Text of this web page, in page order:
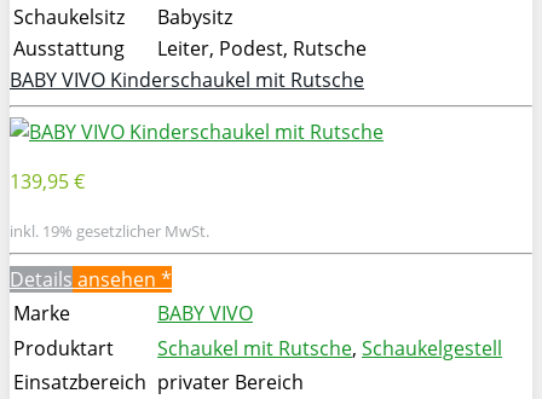
Schaukelsitz
Babysitz
Ausstattung
Leiter, Podest, Rutsche
BABY VIVO Kinderschaukel mit Rutsche
139,95 €
inkl. 19% gesetzlicher MwSt.
Details ansehen *
Marke
BABY VIVO
Produktart
Schaukel mit Rutsche, Schaukelgestell
Einsatzbereich privater Bereich